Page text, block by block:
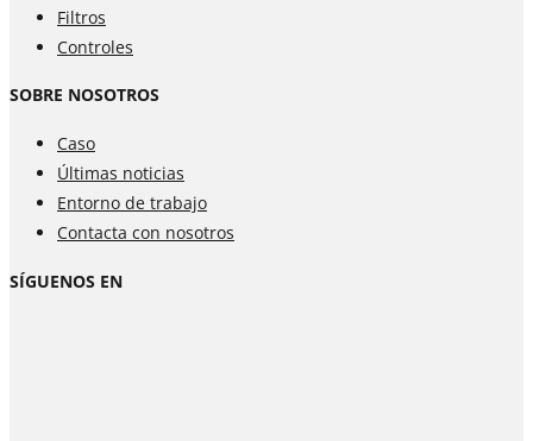
Filtros
Controles
SOBRE NOSOTROS
Caso
Últimas noticias
Entorno de trabajo
Contacta con nosotros
SÍGUENOS EN